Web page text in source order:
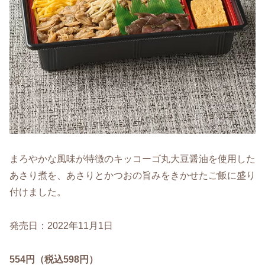
まろやかな風味が特徴のキッコーゴ丸大豆醤油を使用した
あさり煮を、あさりとかつおの旨みをきかせたご飯に盛り
付けました。
発売日：2022年11月1日
554円（税込598円）